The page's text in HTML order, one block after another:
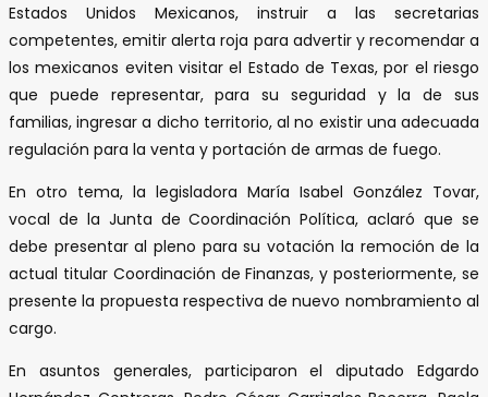
Estados Unidos Mexicanos, instruir a las secretarias
competentes, emitir alerta roja para advertir y recomendar a
los mexicanos eviten visitar el Estado de Texas, por el riesgo
que puede representar, para su seguridad y la de sus
familias, ingresar a dicho territorio, al no existir una adecuada
regulación para la venta y portación de armas de fuego.
En otro tema, la legisladora María Isabel González Tovar,
vocal de la Junta de Coordinación Política, aclaró que se
debe presentar al pleno para su votación la remoción de la
actual titular Coordinación de Finanzas, y posteriormente, se
presente la propuesta respectiva de nuevo nombramiento al
cargo.
En asuntos generales, participaron el diputado Edgardo